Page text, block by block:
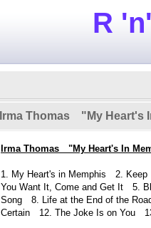
R
Irma Thomas "My Heart's
Irma Thomas "My Heart's In
1. My Heart's in Memphis 2.
You Want It, Come and Get It 5.
Song 8. Life at the End of the
Certain 12. The Joke Is on You